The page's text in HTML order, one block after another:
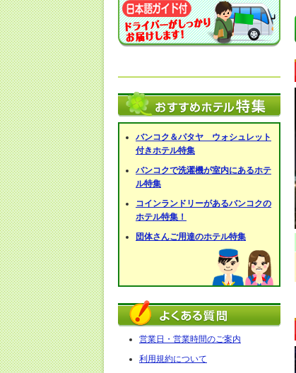
バンコク＆パタヤ ウォシュレット
付きホテル特集
バンコクで洗濯機が室内にあるホテ
ル特集
コインランドリーがあるバンコクの
ホテル特集！
団体さんご用達のホテル特集
営業日・営業時間のご案内
利用規約について